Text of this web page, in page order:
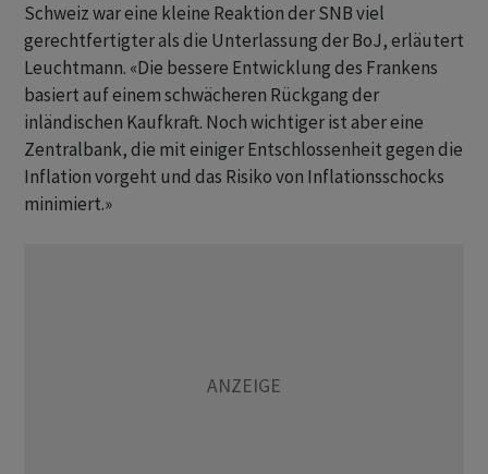
Schweiz war eine kleine Reaktion der SNB viel
gerechtfertigter als die Unterlassung der BoJ, erläutert
Leuchtmann. «Die bessere Entwicklung des Frankens
basiert auf einem schwächeren Rückgang der
inländischen Kaufkraft. Noch wichtiger ist aber eine
Zentralbank, die mit einiger Entschlossenheit gegen die
Inflation vorgeht und das Risiko von Inflationsschocks
minimiert.»